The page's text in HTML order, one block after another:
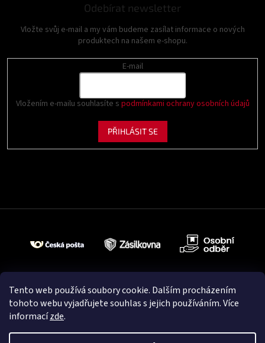
Tento web používá soubory cookie. Dalším procházením
tohoto webu vyjadřujete souhlas s jejich používáním. Více
informacízde.
Odebírat newsletter
Vložte svůj e-mail a my vám budeme zasílat informace o nových
produktech na našem e-shopu.
E-mail
Vložením e-mailu souhlasíte s podmínkami ochrany osobních údajů
PŘIHLÁSIT SE